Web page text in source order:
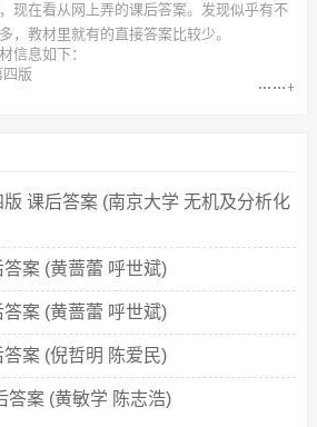
现在看从网上弄的课后答案。发现似乎有不
，教材里就有的直接答案比较少。
信息如下：
版
课后答案 (南京大学 无机及分析化
案 (黄蔷蕾 呼世斌)
案 (黄蔷蕾 呼世斌)
案 (倪哲明 陈爱民)
答案 (黄敏学 陈志浩)